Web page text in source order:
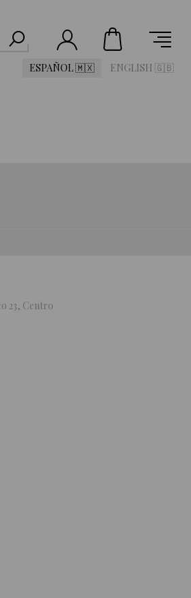
ESPAÑOL 🇲🇽 ENGLISH 🇬🇧
23, Centro